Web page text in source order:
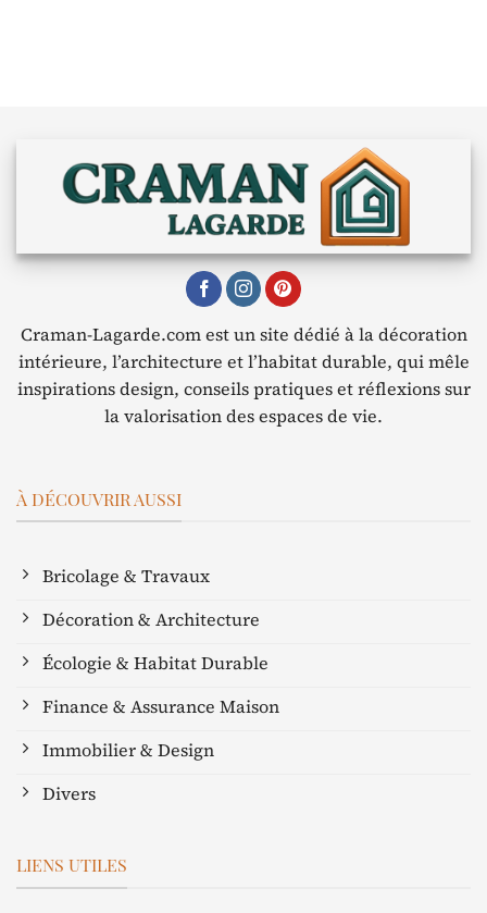
Craman-Lagarde.com est un site dédié à la décoration
intérieure, l’architecture et l’habitat durable, qui mêle
inspirations design, conseils pratiques et réflexions sur
la valorisation des espaces de vie.
À DÉCOUVRIR AUSSI
Bricolage & Travaux
Décoration & Architecture
Écologie & Habitat Durable
Finance & Assurance Maison
Immobilier & Design
Divers
LIENS UTILES